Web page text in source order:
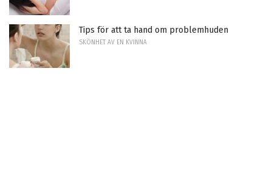
Tips för att ta hand om problemhuden
SKÖNHET AV EN KVINNA